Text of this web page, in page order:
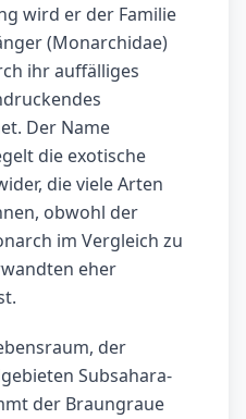
wird er der Familie
(Monarchidae)
ihr auffälliges
Der Name
die exotische
die viele Arten
obwohl der
im Vergleich zu
eher
der
Subsahara-
der Braungraue